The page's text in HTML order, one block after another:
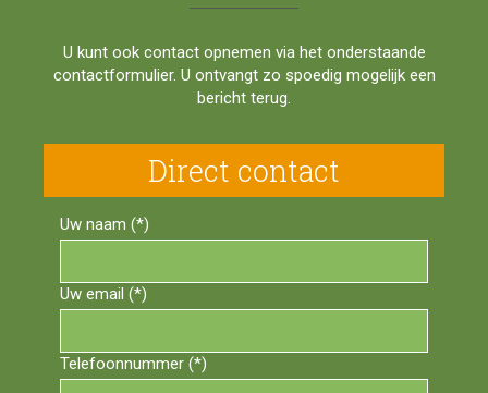
U kunt ook contact opnemen via het onderstaande
contactformulier. U ontvangt zo spoedig mogelijk een
bericht terug.
Direct contact
Uw naam (*)
Uw email (*)
Telefoonnummer (*)